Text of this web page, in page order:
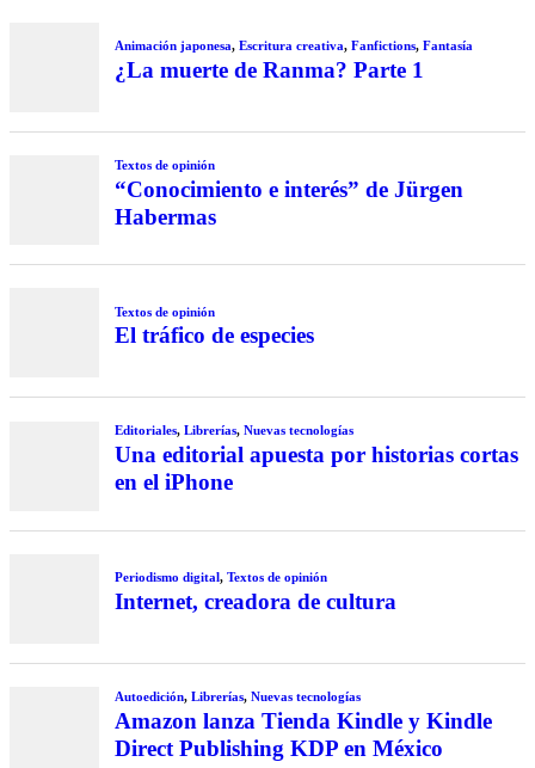
Animación japonesa, Escritura creativa, Fanfictions, Fantasía
¿La muerte de Ranma? Parte 1
Textos de opinión
“Conocimiento e interés” de Jürgen
Habermas
Textos de opinión
El tráfico de especies
Editoriales, Librerías, Nuevas tecnologías
Una editorial apuesta por historias cortas
en el iPhone
Periodismo digital, Textos de opinión
Internet, creadora de cultura
Autoedición, Librerías, Nuevas tecnologías
Amazon lanza Tienda Kindle y Kindle
Direct Publishing KDP en México